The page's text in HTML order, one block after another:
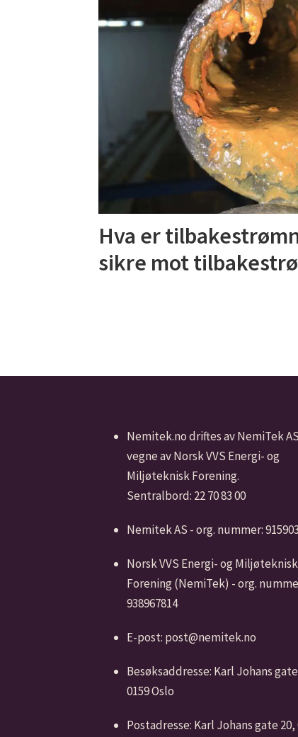
Hva er
sikre mot
Nemitek.no driftes av NemiTek
vegne av Norsk VVS Energi- og
Miljøteknisk Forening.
Sentralbord: 22 70 83 00
Nemitek AS - org. nummer:
Norsk VVS Energi- og Miljøteknisk
Forening (NemiTek) - org.
938967814
E-post: post@nemitek.no
Besøksaddresse: Karl Johans
0159 Oslo
Postadresse: Karl Johans gate 20,